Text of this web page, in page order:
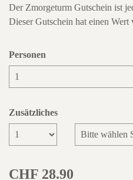
Der Zmorgeturm Gutschein ist
Dieser Gutschein hat einen Wert
Personen
Zusätzliches
Anzahl
CHF 28.90